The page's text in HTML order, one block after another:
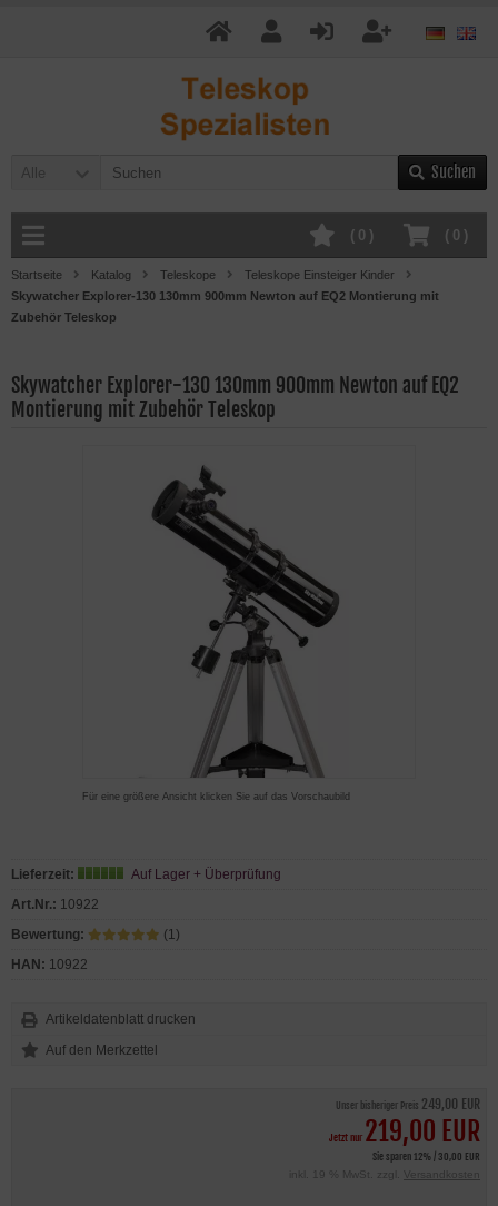
Alle Suchen
( 0 )
( 0 )
Startseite Katalog Teleskope
Teleskope Einsteiger Kinder
Skywatcher Explorer-130 130mm 900mm Newton auf EQ2 Montierung mit
Zubehör Teleskop
Skywatcher Explorer-130 130mm 900mm Newton auf EQ2
Montierung mit Zubehör Teleskop
Für eine größere Ansicht klicken Sie auf das Vorschaubild
Unser bisheriger Preis 249,00 EUR
Jetzt nur 219,00 EUR
Sie sparen 12% / 30,00 EUR
inkl. 19 % MwSt. zzgl.
Versandkosten
Lieferzeit:
Auf Lager + Überprüfung
Art.Nr.: 10922
Bewertung:
(1)
HAN: 10922
Artikeldatenblatt drucken